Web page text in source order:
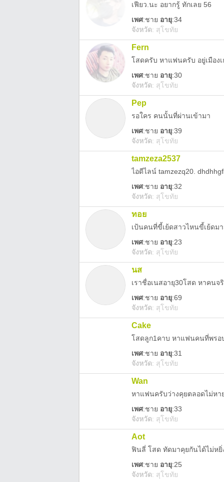
เฟียว.นะ อยากรู้ ทักเลย 56
เพศ:ชาย อายุ:34
จังหวัด: สุโขทัย
Fern
โสดครับ หาแฟนครับ อยู่เมือง
เพศ:ชาย อายุ:30
จังหวัด: สุโขทัย
Pep
รอใคร คนนั้นที่ผ่านเข้ามา
เพศ:ชาย อายุ:39
จังหวัด: สุโขทัย
tamzeza2537
ไอดีไลน์ tamzezq20.
เพศ:ชาย อายุ:32
จังหวัด: สุโขทัย
ทอย
เป้นคนที่ขี้เย้ดสาวไหนขี้เย้ดม
เพศ:ชาย อายุ:23
จังหวัด: สุโขทัย
นส
เราชื่อเนสอายุ30โสด หาคนจ
เพศ:ชาย อายุ:69
จังหวัด: สุโขทัย
Cake
โสดลูก1คาบ หาแฟนคนที่พรอ
เพศ:ชาย อายุ:31
จังหวัด: สุโขทัย
Wan
หาแฟนครับว่างคุยตลอดไม่หา
เพศ:ชาย อายุ:33
จังหวัด: สุโขทัย
Aot
ฟินลี่ โสด ทัดมาคุยกันได้ไม่หยิ่
เพศ:ชาย อายุ:25
จังหวัด: สุโขทัย